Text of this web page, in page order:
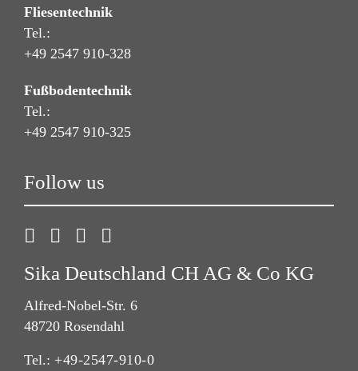
Fliesentechnik
Tel.:
+49 2547 910-328
Fußbodentechnik
Tel.:
+49 2547 910-325
Follow us
Sika Deutschland CH AG & Co KG
Alfred-Nobel-Str. 6
48720 Rosendahl
Tel.: +49-2547-910-0